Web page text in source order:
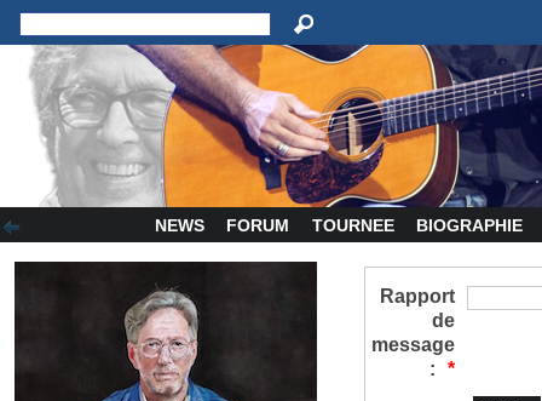
NEWS FORUM TOURNEE BIOGRAPHIE
Rapport
de
message
:
*